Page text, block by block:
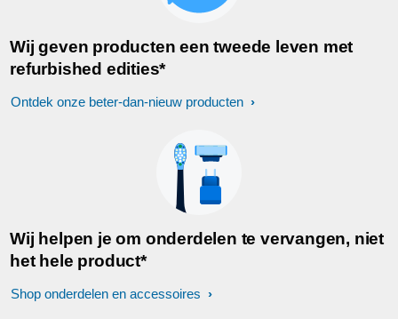
Wij geven producten een tweede leven met
refurbished edities*
Ontdek onze beter-dan-nieuw producten
Wij helpen je om onderdelen te vervangen, niet
het hele product*
Shop onderdelen en accessoires